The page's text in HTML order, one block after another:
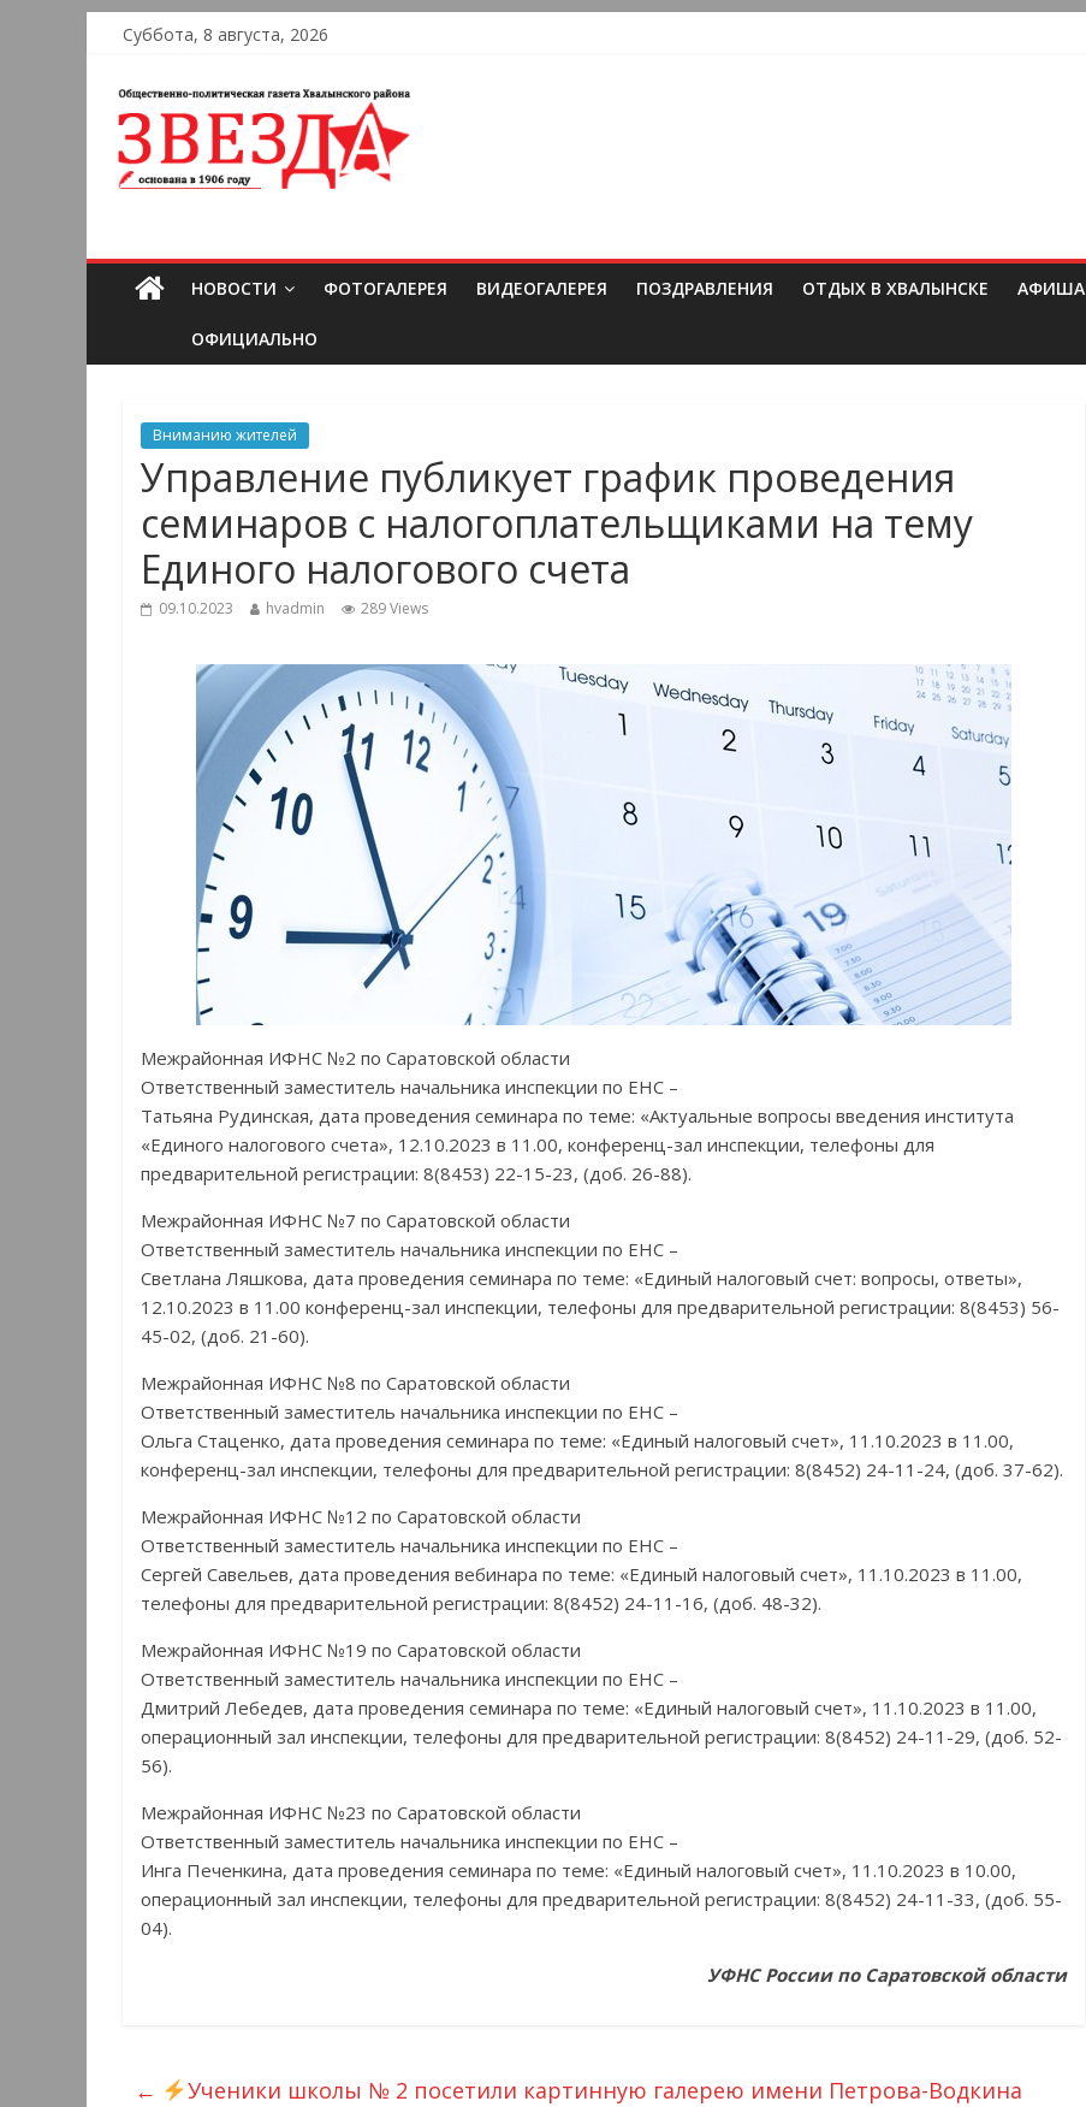
Суббота, 8 августа, 2026
НОВОСТИ ФОТОГАЛЕРЕЯ ВИДЕОГАЛЕРЕЯ ПОЗДРАВЛЕНИЯ ОТДЫХ В ХВАЛЫНСКЕ АФИША
ОФИЦИАЛЬНО
Вниманию жителей
Управление публикует график проведения
семинаров с налогоплательщиками на тему
Единого налогового счета
09.10.2023 hvadmin 289 Views
Межрайонная ИФНС №2 по Саратовской области
Ответственный заместитель начальника инспекции по ЕНС –
Татьяна Рудинская, дата проведения семинара по теме: «Актуальные вопросы введения института
«Единого налогового счета», 12.10.2023 в 11.00, конференц-зал инспекции, телефоны для
предварительной регистрации: 8(8453) 22-15-23, (доб. 26-88).
Межрайонная ИФНС №7 по Саратовской области
Ответственный заместитель начальника инспекции по ЕНС –
Светлана Ляшкова, дата проведения семинара по теме: «Единый налоговый счет: вопросы, ответы»,
12.10.2023 в 11.00 конференц-зал инспекции, телефоны для предварительной регистрации: 8(8453) 56-
45-02, (доб. 21-60).
Межрайонная ИФНС №8 по Саратовской области
Ответственный заместитель начальника инспекции по ЕНС –
Ольга Стаценко, дата проведения семинара по теме: «Единый налоговый счет», 11.10.2023 в 11.00,
конференц-зал инспекции, телефоны для предварительной регистрации: 8(8452) 24-11-24, (доб. 37-62).
Межрайонная ИФНС №12 по Саратовской области
Ответственный заместитель начальника инспекции по ЕНС –
Сергей Савельев, дата проведения вебинара по теме: «Единый налоговый счет», 11.10.2023 в 11.00,
телефоны для предварительной регистрации: 8(8452) 24-11-16, (доб. 48-32).
Межрайонная ИФНС №19 по Саратовской области
Ответственный заместитель начальника инспекции по ЕНС –
Дмитрий Лебедев, дата проведения семинара по теме: «Единый налоговый счет», 11.10.2023 в 11.00,
операционный зал инспекции, телефоны для предварительной регистрации: 8(8452) 24-11-29, (доб. 52-
56).
Межрайонная ИФНС №23 по Саратовской области
Ответственный заместитель начальника инспекции по ЕНС –
Инга Печенкина, дата проведения семинара по теме: «Единый налоговый счет», 11.10.2023 в 10.00,
операционный зал инспекции, телефоны для предварительной регистрации: 8(8452) 24-11-33, (доб. 55-
04).
УФНС России по Саратовской области
←
Ученики школы № 2 посетили картинную галерею имени Петрова-Водкина